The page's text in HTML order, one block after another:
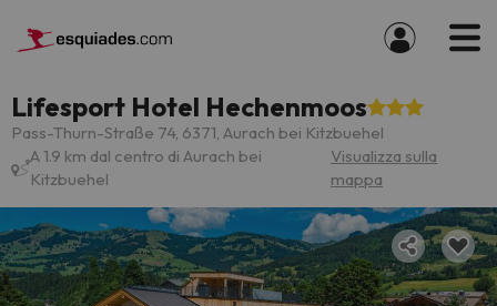
Lifesport Hotel Hechenmoos
Pass-Thurn-Straße 74, 6371, Aurach bei Kitzbuehel
A 1.9 km dal centro di Aurach bei
Kitzbuehel
Visualizza sulla
mappa